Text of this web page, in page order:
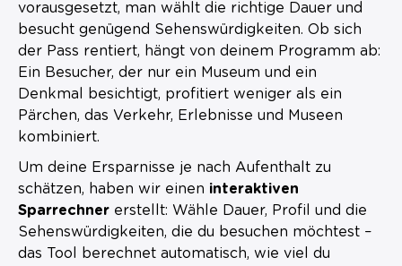
vorausgesetzt, man wählt die richtige Dauer und
besucht genügend Sehenswürdigkeiten. Ob sich
der Pass rentiert, hängt von deinem Programm ab:
Ein Besucher, der nur ein Museum und ein
Denkmal besichtigt, profitiert weniger als ein
Pärchen, das Verkehr, Erlebnisse und Museen
kombiniert.
Um deine Ersparnisse je nach Aufenthalt zu
schätzen, haben wir einen interaktiven
Sparrechner erstellt: Wähle Dauer, Profil und die
Sehenswürdigkeiten, die du besuchen möchtest –
das Tool berechnet automatisch, wie viel du